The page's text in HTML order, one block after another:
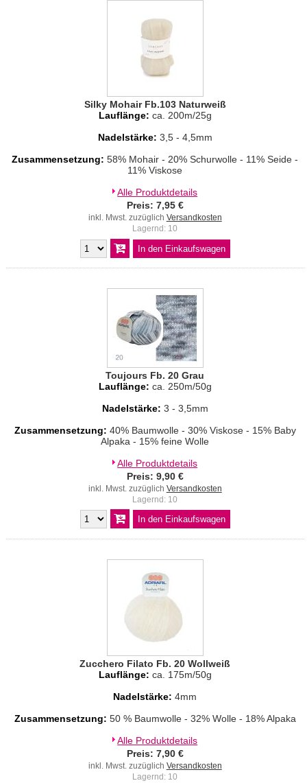
Silky Mohair Fb.103 Naturweiß
Lauflänge: ca. 200m/25g
Nadelstärke: 3,5 - 4,5mm
Zusammensetzung:58% Mohair - 20% Schurwolle - 11% Seide -
11% Viskose
Alle Produktdetails
Preis: 7,95 €
inkl. Mwst. zuzüglich Versandkosten
Lagernd: 10
Toujours Fb. 20 Grau
Lauflänge: ca. 250m/50g
Nadelstärke: 3 - 3,5mm
Zusammensetzung: 40% Baumwolle - 30% Viskose - 15% Baby
Alpaka - 15% feine Wolle
Alle Produktdetails
Preis: 9,90 €
inkl. Mwst. zuzüglich Versandkosten
Lagernd: 10
Zucchero Filato Fb. 20 Wollweiß
Lauflänge: ca. 175m/50g
Nadelstärke: 4mm
Zusammensetzung: 50 % Baumwolle - 32% Wolle - 18% Alpaka
Alle Produktdetails
Preis: 7,90 €
inkl. Mwst. zuzüglich Versandkosten
Lagernd: 10